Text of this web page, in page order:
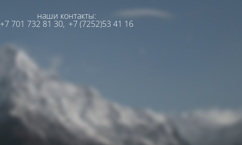
наши контакты:
+7 701 732 81 30, +7 (7252)53 41 16